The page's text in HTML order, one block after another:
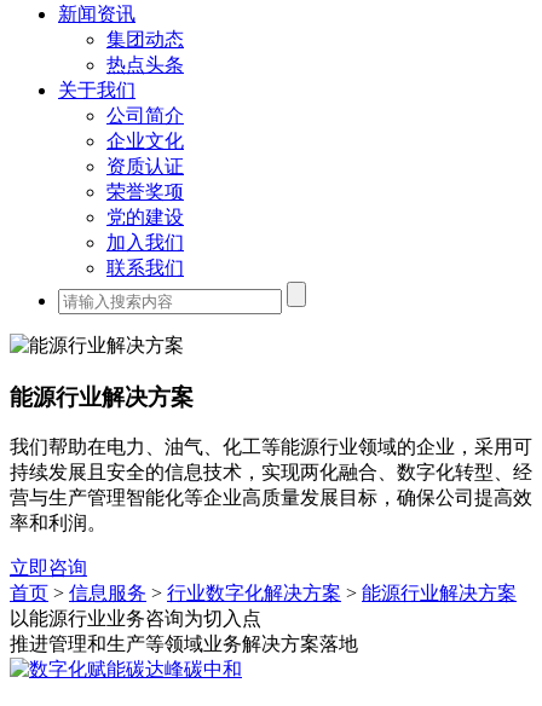
新闻资讯
集团动态
热点头条
关于我们
公司简介
企业文化
资质认证
荣誉奖项
党的建设
加入我们
联系我们
能源行业解决方案
我们帮助在电力、油气、化工等能源行业领域的企业，采用可
持续发展且安全的信息技术，实现两化融合、数字化转型、经
营与生产管理智能化等企业高质量发展目标，确保公司提高效
率和利润。
立即咨询
首页 > 信息服务 > 行业数字化解决方案 > 能源行业解决方案
以能源行业业务咨询为切入点
推进管理和生产等领域业务解决方案落地